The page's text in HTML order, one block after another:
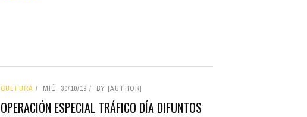
CULTURA MIÉ, 30/10/19 BY [AUTHOR]
OPERACIÓN ESPECIAL TRÁFICO DÍA DIFUNTOS